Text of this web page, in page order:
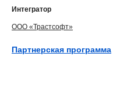
Интегратор
ООО «Трастсофт»
Партнерская программа